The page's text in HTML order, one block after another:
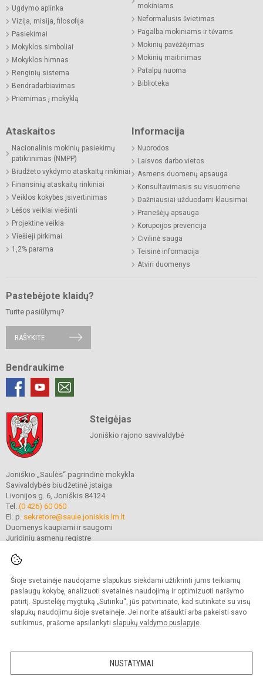
Šioje svetainėje naudojame slapukus siekdami užtikrinti jums teikiamų
paslaugų kokybę, analizuoti svetainės naudojimą ir optimizuoti naršymo
patirtį. Spustelėję mygtuką „Sutinku“, jūs patvirtinate, kad sutinkate su visų
slapukų naudojimu šioje svetainėje. Jei norite atšaukti arba pakeisti savo
sutikimus, prašome apsilankyti slapukų valdymo puslapyje.
NUSTATYMAI
Ugdymo aplinka
Vizija, misija, filosofija
Pasiekimai
Mokyklos simboliai
Mokyklos himnas
Renginių sistema
Bendradarbiavimas
Priėmimas į mokyklą
mokiniams
Neformalusis švietimas
Pagalba mokiniams ir tėvams
Mokinių pavėžėjimas
Mokinių maitinimas
Patalpų nuoma
Biblioteka
Ataskaitos
Nacionalinis mokinių pasiekimų
patikrinimas (NMPP)
Biudžeto vykdymo ataskaitų rinkiniai
Finansinių ataskaitų rinkiniai
Veiklos kokybės įsivertinimas
Lėšos veiklai viešinti
Projektinė veikla
Viešieji pirkimai
1,2% parama
Informacija
Nuorodos
Laisvos darbo vietos
Asmens duomenų apsauga
Konsultavimasis su visuomene
Dažniausiai užduodami klausimai
Pranešėjų apsauga
Korupcijos prevencija
Civilinė sauga
Teisinė informacija
Atviri duomenys
Pastebėjote klaidų?
Turite pasiūlymų?
RAŠYKITE
Bendraukime
Steigėjas
Joniškio rajono savivaldybė
Joniškio „Saulės“ pagrindinė mokykla
Savivaldybės biudžetinė įstaiga
Livonijos g. 6, Joniškis 84124
Tel. (0 426) 60 060
El. p. sekretore@saule.joniskis.lm.lt
Duomenys kaupiami ir saugomi
Juridinių asmenų registre
© 2023. Joniškio „Saulės“ pagrindinė mokykla. Visos teisės saugomos.
Kopijuoti turinį be raštiško įstaigos administracijos sutikimo griežtai draudžiama.
Versija neįgaliesiems Slapukų politika